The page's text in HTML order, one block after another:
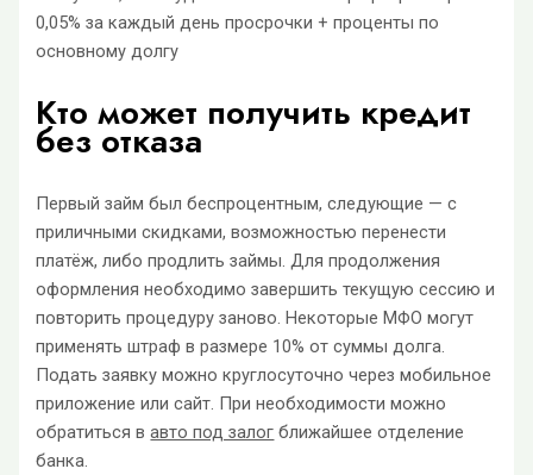
0,05% за каждый день просрочки + проценты по
основному долгу
Кто может получить кредит
без отказа
Первый займ был беспроцентным, следующие — с
приличными скидками, возможностью перенести
платёж, либо продлить займы. Для продолжения
оформления необходимо завершить текущую сессию и
повторить процедуру заново. Некоторые МФО могут
применять штраф в размере 10% от суммы долга.
Подать заявку можно круглосуточно через мобильное
приложение или сайт. При необходимости можно
обратиться вавто под залог ближайшее отделение
банка.